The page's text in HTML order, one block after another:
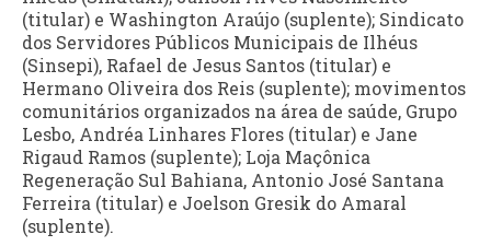
(titular) e Washington Araújo (suplente); Sindicato
dos Servidores Públicos Municipais de Ilhéus
(Sinsepi), Rafael de Jesus Santos (titular) e
Hermano Oliveira dos Reis (suplente); movimentos
comunitários organizados na área de saúde, Grupo
Lesbo, Andréa Linhares Flores (titular) e Jane
Rigaud Ramos (suplente); Loja Maçônica
Regeneração Sul Bahiana, Antonio José Santana
Ferreira (titular) e Joelson Gresik do Amaral
(suplente).